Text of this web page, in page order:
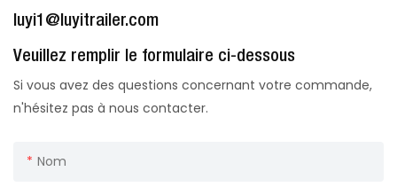
luyi1@luyitrailer.com
Veuillez remplir le formulaire ci-dessous
Si vous avez des questions concernant votre commande,
n'hésitez pas à nous contacter.
Nom